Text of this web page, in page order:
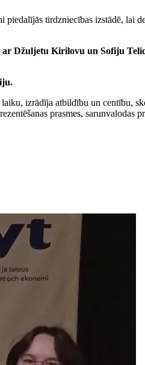
piedalījās tirdzniecības izstādē, lai
ar Džuljetu Kirilovu un Sofiju
izrādīja atbildību un centību,
prasmes, sarunvalodas